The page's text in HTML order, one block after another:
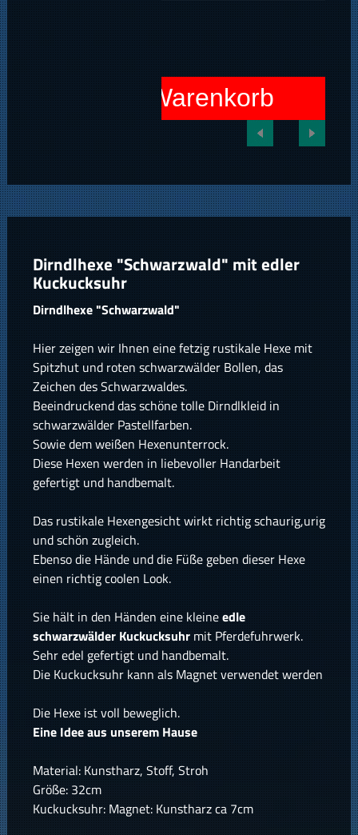
In den Warenkorb
Dirndlhexe "Schwarzwald" mit edler
Kuckucksuhr
Dirndlhexe "Schwarzwald"
Hier zeigen wir Ihnen eine fetzig rustikale Hexe mit
Spitzhut und roten schwarzwälder Bollen, das
Zeichen des Schwarzwaldes.
Beeindruckend das schöne tolle Dirndlkleid in
schwarzwälder Pastellfarben.
Sowie dem weißen Hexenunterrock.
Diese Hexen werden in liebevoller Handarbeit
gefertigt und handbemalt.
Das rustikale Hexengesicht wirkt richtig schaurig,urig
und schön zugleich.
Ebenso die Hände und die Füße geben dieser Hexe
einen richtig coolen Look.
Sie hält in den Händen eine kleineedle
schwarzwälder Kuckucksuhr mit Pferdefuhrwerk.
Sehr edel gefertigt und handbemalt.
Die Kuckucksuhr kann als Magnet verwendet werden
Die Hexe ist voll beweglich.
Eine Idee aus unserem Hause
Material: Kunstharz, Stoff, Stroh
Größe: 32cm
Kuckucksuhr: Magnet: Kunstharz ca 7cm